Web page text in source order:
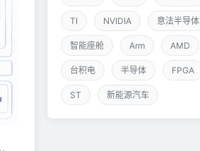
TI NVIDIA 意法半导体
智能座舱 Arm AMD
台积电 半导体 FPGA
ST 新能源汽车